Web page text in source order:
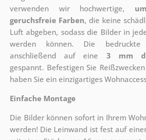
verwenden wir hochwertige,
geruchsfreie Farben, die keine
Luft abgeben, sodass die Bilder in
werden können. Die
anschließend auf eine 3 mm
gespannt. Befestigen Sie
haben Sie ein einzigartiges
Einfache Montage
Die Bilder können sofort in Ihrem
werden! Die Leinwand ist fest auf